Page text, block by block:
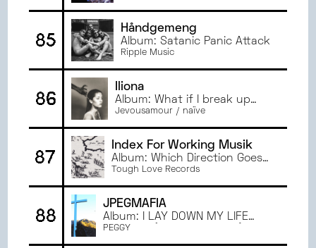
85
Håndgemeng
Album: Satanic Panic Attack
Ripple Music
86
Iliona
Album: What if I break up
with u ?
Jevousamour / naïve
87
Index For Working Musik
Album: Which Direction Goes
The Beam
Tough Love Records
88
JPEGMAFIA
Album: I LAY DOWN MY LIFE
FOR YOU (DIRECTORS CUT)
PEGGY